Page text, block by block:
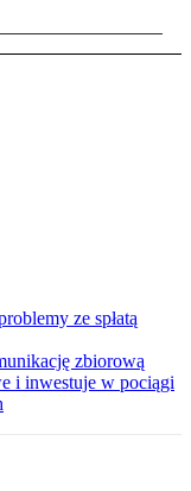
ze spłatą
zbiorową
i inwestuje w pociągi